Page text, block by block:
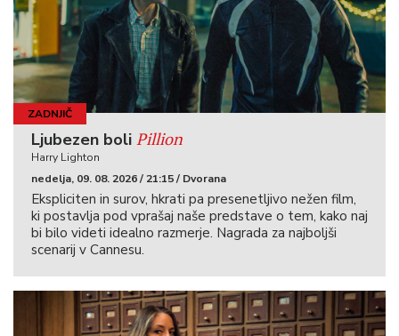
ZADNJIČ
Ljubezen boli Pillion
Harry Lighton
nedelja, 09. 08. 2026 / 21:15 / Dvorana
Ekspliciten in surov, hkrati pa presenetljivo nežen film,
ki postavlja pod vprašaj naše predstave o tem, kako naj
bi bilo videti idealno razmerje. Nagrada za najboljši
scenarij v Cannesu.